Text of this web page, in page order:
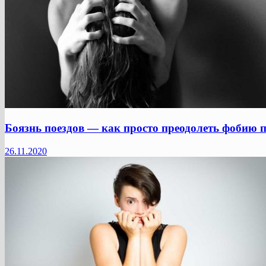
Боязнь поездов — как просто преодолеть фобию
26.11.2020